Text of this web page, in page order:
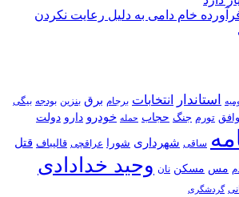
۴۵۰ تن فرآورده خام دامی به دلیل رعایت نکردن
استاندار انتخابات برجام برق بنزین بودجه بیگی
تورم جنگ حجاب حمله خودرو دارو دولت
ساقی شهرداری شورا عراقچی قالیباف قتل
مس مسکن نان وحید خدادادی
گردشگری